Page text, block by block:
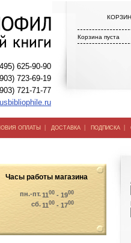
625-90-90
723-69-19
721-71-77
Корзина пуста
ОПЛАТЫ | ДОСТАВКА | ПОДПИСКА |
Часы работы магазина
пн.-пт.1100 - 1900
сб.1100 - 1700